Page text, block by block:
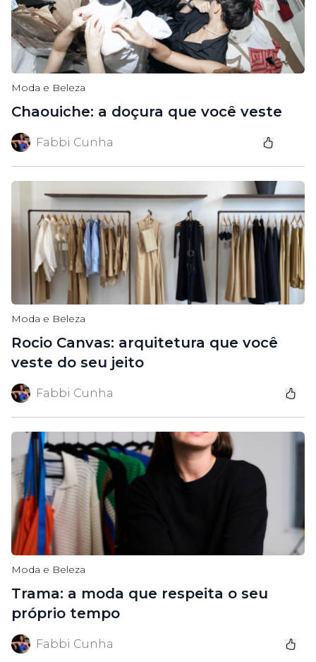
Moda e Beleza
Chaouiche: a doçura que você veste
Fabbi Cunha
Moda e Beleza
Rocio Canvas: arquitetura que você
veste do seu jeito
Fabbi Cunha
Moda e Beleza
Trama: a moda que respeita o seu
próprio tempo
Fabbi Cunha